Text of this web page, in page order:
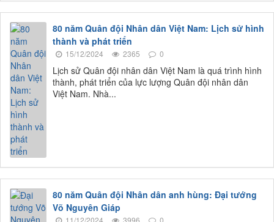
80 năm Quân đội Nhân dân Việt Nam: Lịch sử hình
thành và phát triển
15/12/2024 2365 0
Lịch sử Quân đội nhân dân Việt Nam là quá trình hình
thành, phát triển của lực lượng Quân đội nhân dân
Việt Nam. Nhà...
80 năm Quân đội Nhân dân anh hùng: Đại tướng
Võ Nguyên Giáp
11/12/2024 3996 0